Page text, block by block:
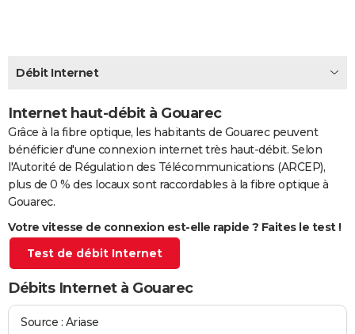
CARTE DE VOEUX
Carte de Noël
Carte Bonne année
Carte Saint-Valentin
Carte Pâques
Carte d'anniversaire
DICTIONNAIRE
PROGRAMME TV
S'inscrire
Se connecter
Lycées
Collèges
Primaires
Universités
Entreprises
Service militaire
Avis de recherche
Bricolage
Lifestyle
Culture
Sport
Auto
Television
Voyage
Cinema
Débit Internet
Internet haut-débit à Gouarec
Grâce à la fibre optique, les habitants de Gouarec peuvent
bénéficier d'une connexion internet très haut-débit. Selon
l'Autorité de Régulation des Télécommunications (ARCEP),
plus de 0 % des locaux sont raccordables à la fibre optique à
Gouarec.
Votre vitesse de connexion est-elle rapide ? Faites le test !
Test de débit Internet
Débits Internet à Gouarec
Source : Ariase